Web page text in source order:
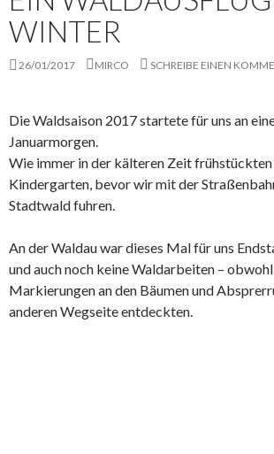
WINTER
26/01/2017 MIRCO SCHREIBE EINEN
Die Waldsaison 2017 startete für uns an
Januarmorgen.
Wie immer in der kälteren Zeit
Kindergarten, bevor wir mit der
Stadtwald fuhren.
An der Waldau war dieses Mal für uns
und auch noch keine Waldarbeiten –
Markierungen an den Bäumen und
anderen Wegseite entdeckten.